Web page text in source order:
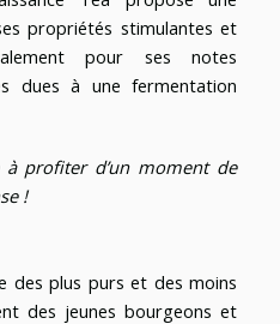
propriétés stimulantes et
pour ses notes
dues à une fermentation
à profiter d’un moment de
!
des plus purs et des moins
des jeunes bourgeons et